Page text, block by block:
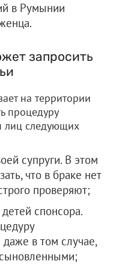
в Румынии
запросить
на территории
процедуру
лиц следующих
супруги. В этом
что в браке нет
проверяют;
спонсора.
в том случае,